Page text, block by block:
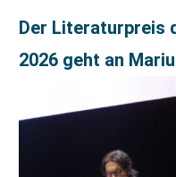
Der Literaturpreis
2026 geht an